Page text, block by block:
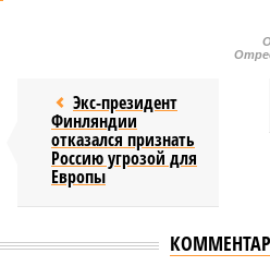
Экс-президент
Финляндии
отказался признать
Россию угрозой для
Европы